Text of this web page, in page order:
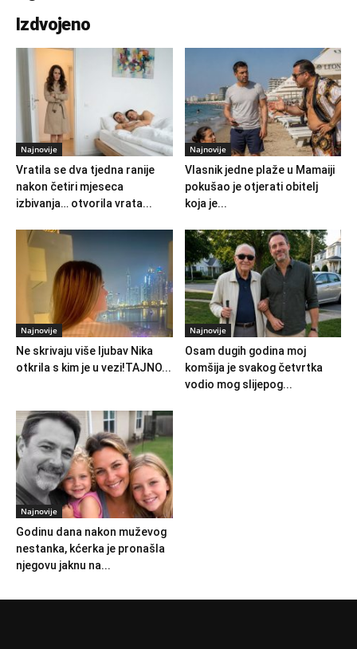
Izdvojeno
Najnovije
Vratila se dva tjedna ranije
nakon četiri mjeseca
izbivanja… otvorila vrata...
Najnovije
Vlasnik jedne plaže u Mamaiji
pokušao je otjerati obitelj
koja je...
Najnovije
Ne skrivaju više ljubav Nika
otkrila s kim je u vezi!TAJNO...
Najnovije
Osam dugih godina moj
komšija je svakog četvrtka
vodio mog slijepog...
Najnovije
Godinu dana nakon muževog
nestanka, kćerka je pronašla
njegovu jaknu na...